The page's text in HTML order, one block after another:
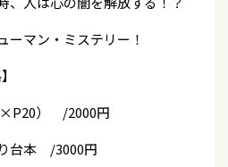
ーマン・ミステリー！
×P20） /2000円
台本 /3000円